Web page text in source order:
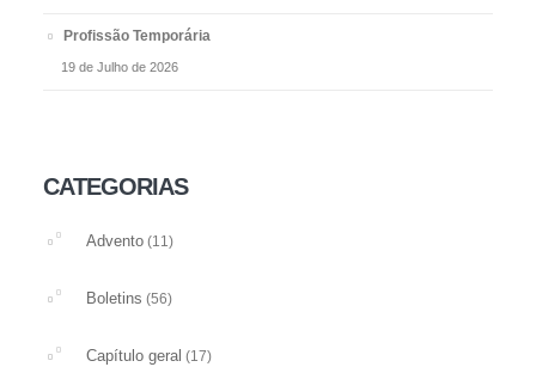
Profissão Temporária
19 de Julho de 2026
CATEGORIAS
Advento (11)
Boletins (56)
Capítulo geral (17)